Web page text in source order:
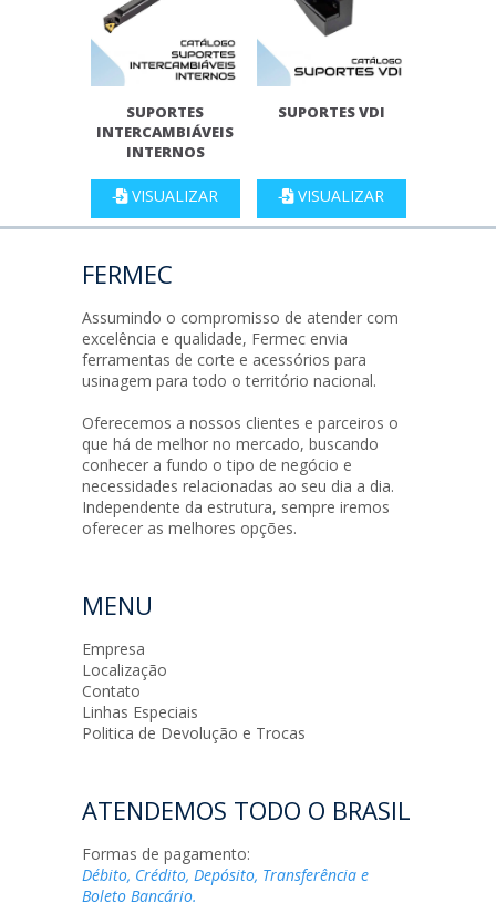
SUPORTES
INTERCAMBIÁVEIS
INTERNOS
VISUALIZAR
SUPORTES VDI
VISUALIZAR
FERMEC
Assumindo o compromisso de atender com
excelência e qualidade, Fermec envia
ferramentas de corte e acessórios para
usinagem para todo o território nacional.
Oferecemos a nossos clientes e parceiros o
que há de melhor no mercado, buscando
conhecer a fundo o tipo de negócio e
necessidades relacionadas ao seu dia a dia.
Independente da estrutura, sempre iremos
oferecer as melhores opções.
MENU
Empresa
Localização
Contato
Linhas Especiais
Politica de Devolução e Trocas
ATENDEMOS TODO O BRASIL
Formas de pagamento:
Débito, Crédito, Depósito, Transferência e
Boleto Bancário.